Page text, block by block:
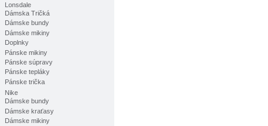
Lonsdale
Dámska Tričká
Dámske bundy
Dámske mikiny
Doplnky
Pánske mikiny
Pánske súpravy
Pánske tepláky
Pánske trička
Nike
Dámske bundy
Dámske kraťasy
Dámske mikiny